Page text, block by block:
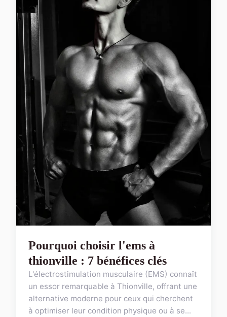
Pourquoi choisir l'ems à
thionville : 7 bénéfices clés
L'électrostimulation musculaire (EMS) connaît
un essor remarquable à Thionville, offrant une
alternative moderne pour ceux qui cherchent
à optimiser leur condition physique ou à se...